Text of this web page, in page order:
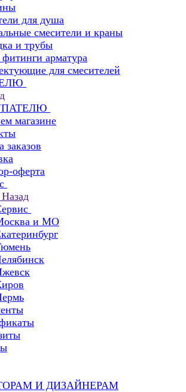
для душа
смесители и краны
и трубы
арматура
для смесителей
магазине
заказов
оферта
Назад
и МО
И ДИЗАЙНЕРАМ